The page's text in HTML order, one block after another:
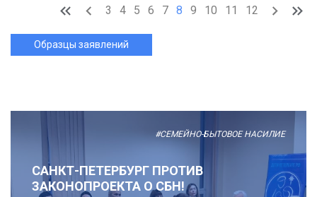
3 4 5 6 7 8 9 10 11 12
Образцы заявлений
#СЕМЕЙНО-БЫТОВОЕ НАСИЛИЕ
САНКТ-ПЕТЕРБУРГ ПРОТИВ
ЗАКОНОПРОЕКТА О СБН!